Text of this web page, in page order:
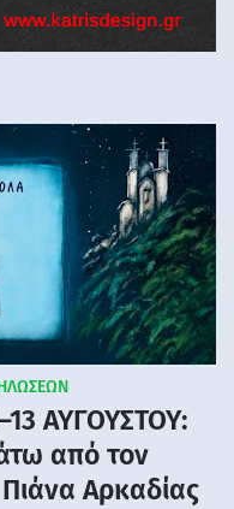
ΑΥΓΟΥΣΤΟΥ:
από τον
Αρκαδίας